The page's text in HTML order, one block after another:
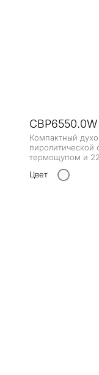
CBP6550.0W
Компактный
пиролитической
термощупом и
Цвет